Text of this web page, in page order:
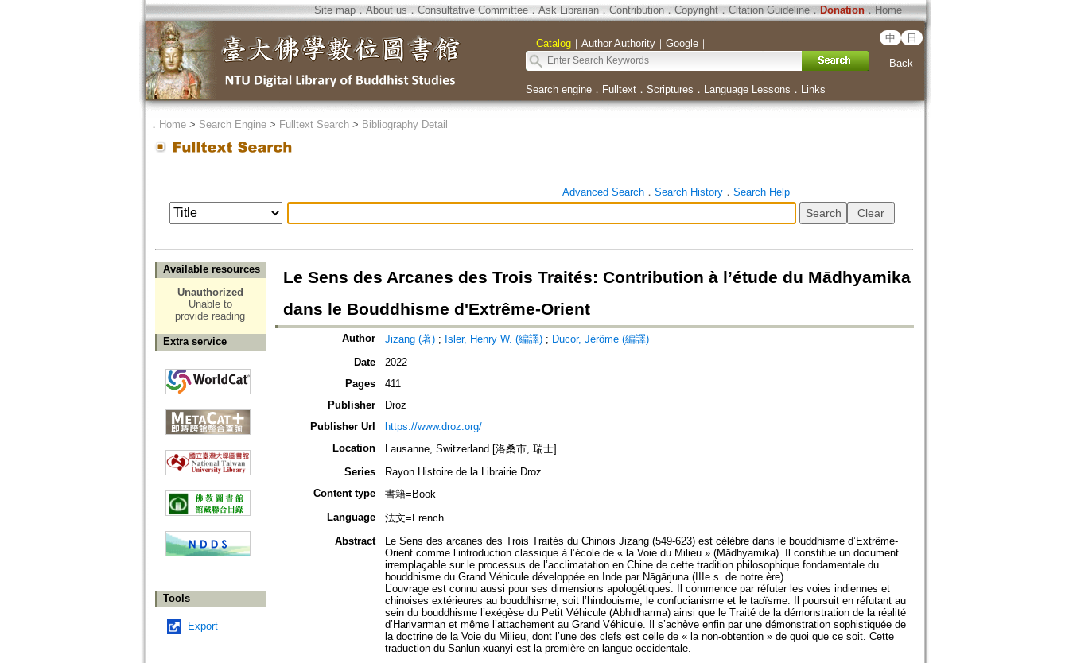
Site map．About us ． Consultative Committee． Ask Librarian． Contribution．Copyright．Citation Guideline． Donation．Home
｜ Catalog｜ Author Authority｜ Google｜ 中 日
Back
Search engine． Fulltext． Scriptures ． Language Lessons ． Links
． Home> Search Engine> Fulltext Search> Bibliography Detail
Advanced Search． Search History． Search Help
Available resources
Unauthorized
Unable to
provide reading
Extra service
Tools
Export
Le Sens des Arcanes des Trois Traités: Contribution à l’étude du Mādhyamika
dans le Bouddhisme d'Extrême-Orient
Author Jizang (著); Isler, Henry W. (編譯); Ducor, Jérôme (編譯)
Date
2022
Pages
411
Publisher
Droz
Publisher Url
https://www.droz.org/
Location
Lausanne, Switzerland [洛桑市, 瑞士]
Series
Rayon Histoire de la Librairie Droz
Content type
書籍=Book
Language
法文=French
Abstract
Le Sens des arcanes des Trois Traités du Chinois Jizang (549-623) est célèbre dans le bouddhisme d’Extrême-
Orient comme l’introduction classique à l’école de « la Voie du Milieu » (Mādhyamika). Il constitue un document
irremplaçable sur le processus de l’acclimatation en Chine de cette tradition philosophique fondamentale du
bouddhisme du Grand Véhicule développée en Inde par Nāgārjuna (IIIe s. de notre ère).
L’ouvrage est connu aussi pour ses dimensions apologétiques. Il commence par réfuter les voies indiennes et
chinoises extérieures au bouddhisme, soit l’hindouisme, le confucianisme et le taoïsme. Il poursuit en réfutant au
sein du bouddhisme l’exégèse du Petit Véhicule (Abhidharma) ainsi que le Traité de la démonstration de la réalité
d’Harivarman et même l’attachement au Grand Véhicule. Il s’achève enfin par une démonstration sophistiquée de
la doctrine de la Voie du Milieu, dont l’une des clefs est celle de « la non-obtention » de quoi que ce soit. Cette
traduction du Sanlun xuanyi est la première en langue occidentale.